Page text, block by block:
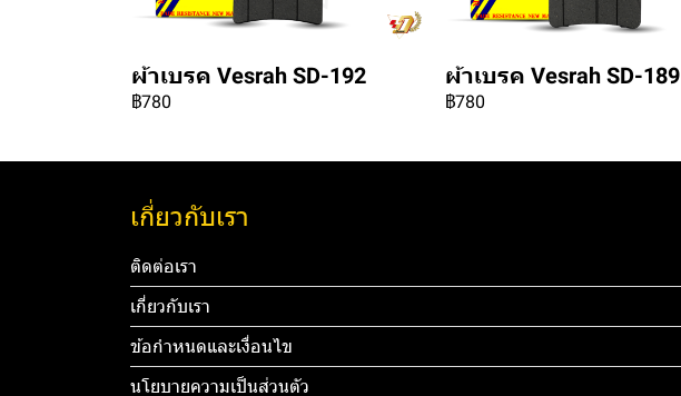
ผ้าเบรค Vesrah SD-192
฿780
ผ้าเบรค Vesrah SD-189
฿780
เกี่ยวกับเรา
ติดต่อเรา
เกี่ยวกับเรา
ข้อกำหนดและเงื่อนไข
นโยบายความเป็นส่วนตัว